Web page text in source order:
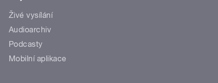
Živé vysílání
Audioarchiv
Podcasty
Mobilní aplikace